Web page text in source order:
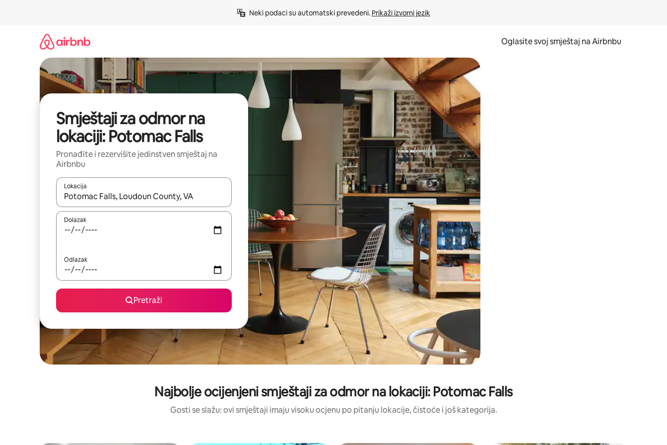
Neki podaci su automatski prevedeni. Prikaži izvorni jezik
Oglasite svoj smještaj na Airbnbu
Smještaji za odmor na
lokaciji: Potomac Falls
Pronađite i rezervišite jedinstven smještaj na
Airbnbu
Lokacija
Kad rezultati budu dostupni, krećite se gore i dolje pomoću strelica ili ih pregledajte dodirom ili povlačenjem prsta.
Dolazak
Odlazak
Pretraži
Najbolje ocijenjeni smještaji za odmor na lokaciji: Potomac Falls
Gosti se slažu: ovi smještaji imaju visoku ocjenu po pitanju lokacije, čistoće i još kategorija.